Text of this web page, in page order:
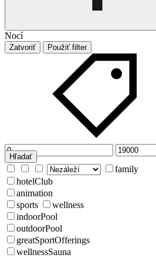
Nocí
Zatvoriť Použiť filter
Hľadať
family
hotelClub
animation
sports
wellness
indoorPool
outdoorPool
greatSportOfferings
wellnessSauna